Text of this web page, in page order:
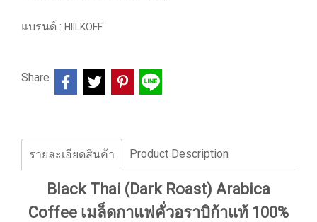
แบรนด์ : HIILKOFF
Share
รายละเอียดสินค้า Product Description
Black Thai (Dark Roast) Arabica
Coffee เมล็ดกาแฟคั่วอราบิก้าแท้ 100%